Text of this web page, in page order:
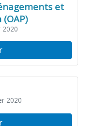
et
2020
2020